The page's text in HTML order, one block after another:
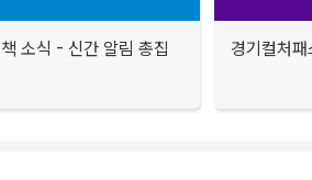
소식 - 신간 알림 총집
경기컬처